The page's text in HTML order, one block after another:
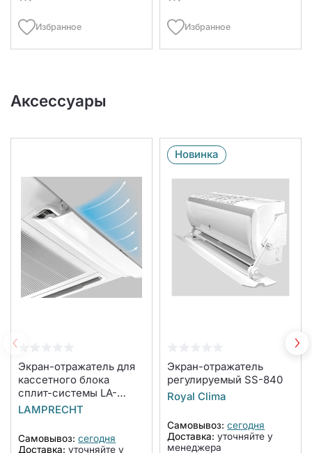
Избранное Избранное
Аксессуары
Экран-отражатель для
кассетного блока
сплит-системы LA-
NW600-CA
LAMPRECHT
Самовывоз: сегодня
Доставка: уточняйте у
Новинка
Экран-отражатель
регулируемый SS-840
Royal Clima
Самовывоз: сегодня
Доставка: уточняйте у
менеджера